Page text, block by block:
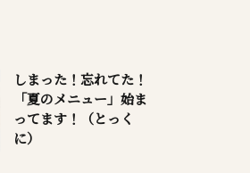
しまった！忘れてた！
「夏のメニュー」始ま
ってます！（とっく
に）